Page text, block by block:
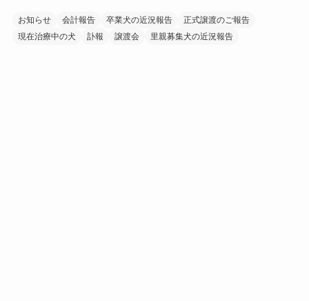
お知らせ 会計報告 卒業犬の近況報告
正式譲渡のご報告
現在治療中の犬
訃報 譲渡会 里親募集犬の近況報告